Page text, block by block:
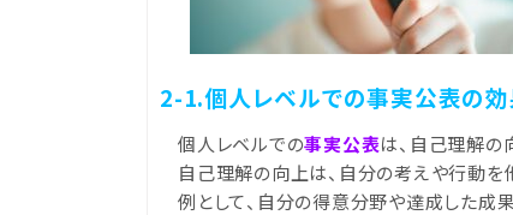
2-1.個人レベルでの事実公表の効
個人レベルでの事実公表は、自己理解の
自己理解の向上は、自分の考えや行動を
例として、自分の得意分野や達成した成